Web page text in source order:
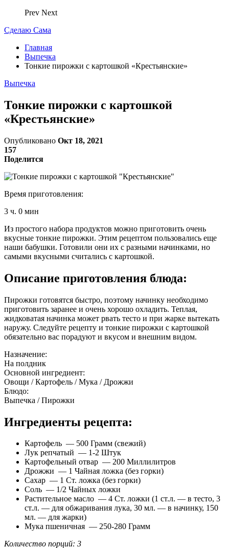
Prev Next
Сделаю Сама
Главная
Выпечка
Тонкие пирожки с картошкой «Крестьянские»
Выпечка
Тонкие пирожки с картошкой
«Крестьянские»
Опубликовано Окт 18, 2021
157
Поделится
Время приготовления:
3 ч. 0 мин
Из простого набора продуктов можно приготовить очень
вкусные тонкие пирожки. Этим рецептом пользовались еще
наши бабушки. Готовили они их с разными начинками, но
самыми вкусными считались с картошкой.
Описание приготовления блюда:
Пирожки готовятся быстро, поэтому начинку необходимо
приготовить заранее и очень хорошо охладить. Теплая,
жидковатая начинка может рвать тесто и при жарке вытекать
наружу. Следуйте рецепту и тонкие пирожки с картошкой
обязательно вас порадуют и вкусом и внешним видом.
Назначение:
На полдник
Основной ингредиент:
Овощи / Картофель / Мука / Дрожжи
Блюдо:
Выпечка / Пирожки
Ингредиенты рецепта:
Картофель — 500 Грамм (свежий)
Лук репчатый — 1-2 Штук
Картофельный отвар — 200 Миллилитров
Дрожжи — 1 Чайная ложка (без горки)
Сахар — 1 Ст. ложка (без горки)
Соль — 1/2 Чайных ложки
Растительное масло — 4 Ст. ложки (1 ст.л. — в тесто, 3
ст.л. — для обжаривания лука, 30 мл. — в начинку, 150
мл. — для жарки)
Мука пшеничная — 250-280 Грамм
Количество порций: 3